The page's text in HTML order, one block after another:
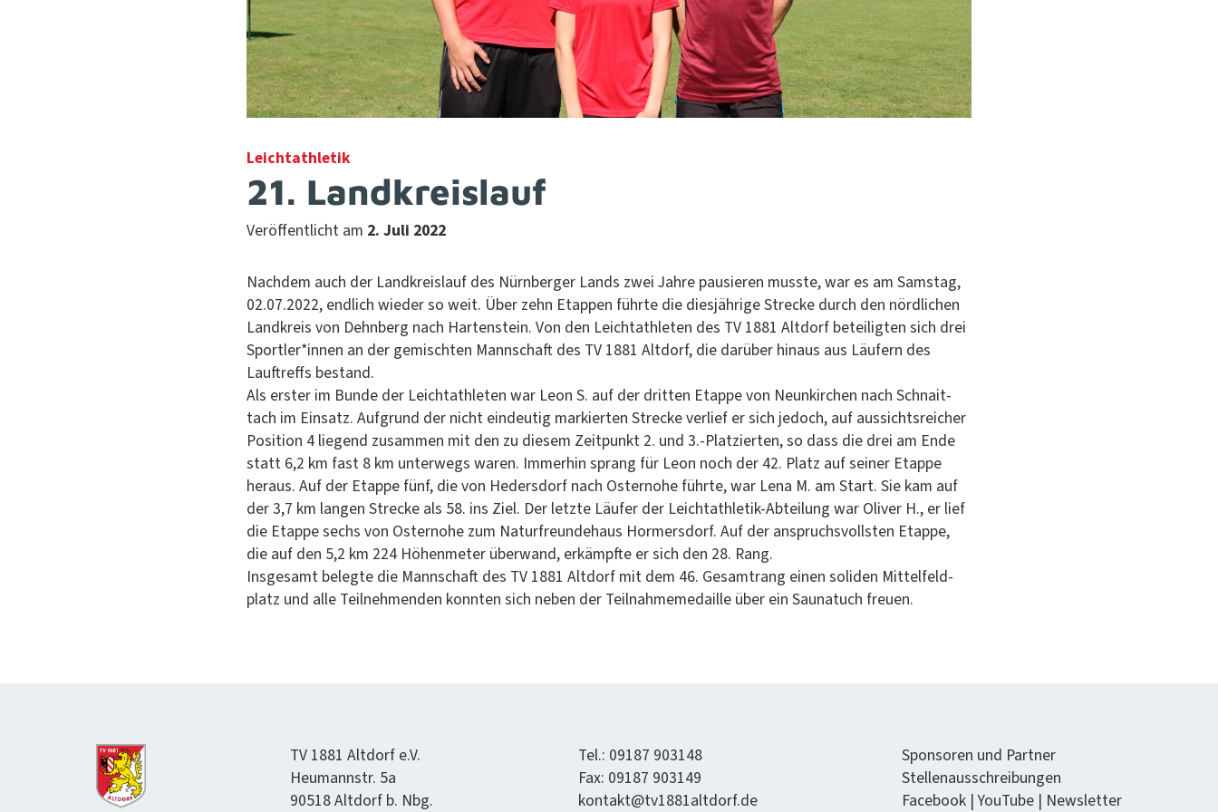
Leichtathletik
21. Landkreislauf
Veröffentlicht am 2. Juli 2022
Nach­dem auch der Land­kreis­lauf des Nürn­berg­er Lands zwei Jahre pausieren musste, war es am Sam­stag,
02.07.2022, endlich wieder so weit. Über zehn Etap­pen führte die diesjährige Strecke durch den nördlichen
Land­kreis von Dehn­berg nach Harten­stein. Von den Leich­tath­leten des TV 1881 Alt­dorf beteiligten sich drei
Sportler*innen an der gemis­cht­en Mannschaft des TV 1881 Alt­dorf, die darüber hin­aus aus Läufern des
Lauftr­e­ffs bestand.
Als erster im Bunde der Leich­tath­leten war Leon S. auf der drit­ten Etappe von Neunkirchen nach Schnait­
tach im Ein­satz. Auf­grund der nicht ein­deutig markierten Strecke ver­lief er sich jedoch, auf aus­sicht­sre­ich­er
Posi­tion 4 liegend zusam­men mit den zu diesem Zeit­punkt 2. und 3.-Platzierten, so dass die drei am Ende
statt 6,2 km fast 8 km unter­wegs waren. Immer­hin sprang für Leon noch der 42. Platz auf sein­er Etappe
her­aus. Auf der Etappe fünf, die von Hed­er­s­dorf nach Oster­nohe führte, war Lena M. am Start. Sie kam auf
der 3,7 km lan­gen Strecke als 58. ins Ziel. Der let­zte Läufer der Leich­tath­letik-Abteilung war Oliv­er H., er lief
die Etappe sechs von Oster­nohe zum Naturfre­un­de­haus Horm­ers­dorf. Auf der anspruchsvoll­sten Etappe,
die auf den 5,2 km 224 Höhen­meter über­wand, erkämpfte er sich den 28. Rang.
Ins­ge­samt belegte die Mannschaft des TV 1881 Alt­dorf mit dem 46. Gesam­trang einen soli­den Mit­telfeld­
platz und alle Teil­nehmenden kon­nten sich neben der Teil­nah­memedaille über ein Saunatuch freuen.
TV 1881 Alt­dorf e.V.
Heumannstr. 5a
90518 Alt­dorf b. Nbg.
Tel.: 09187 903148
Fax: 09187 903149
kontakt@tv1881altdorf.de
Spon­soren und Partner
Stel­lenauss­chrei­bun­gen
Face­book |YouTube | Newslet­ter